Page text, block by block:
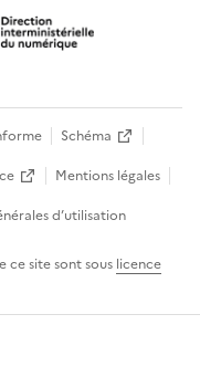
Schéma
Mentions légales
d’utilisation
ce site sont sous licence